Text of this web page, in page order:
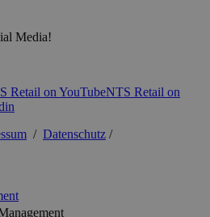
Media!
Retail on YouTubeNTS Retail on
/ Datenschutz /